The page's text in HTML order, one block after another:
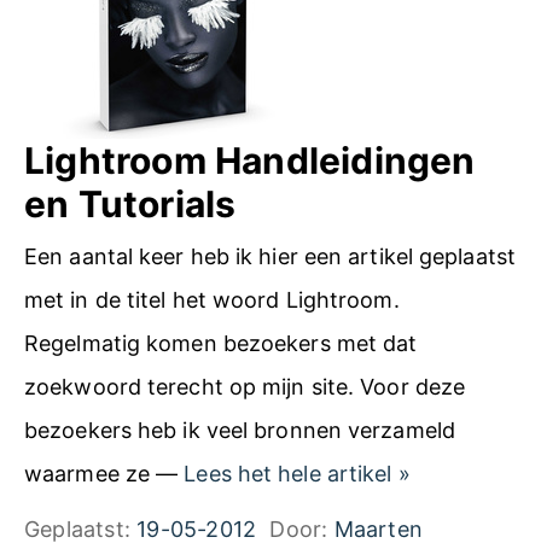
Lightroom Handleidingen
en Tutorials
Een aantal keer heb ik hier een artikel geplaatst
met in de titel het woord Lightroom.
Regelmatig komen bezoekers met dat
zoekwoord terecht op mijn site. Voor deze
bezoekers heb ik veel bronnen verzameld
waarmee ze — Lees het hele artikel L
»
Geplaatst: 19-05-2012 Door: Maarten